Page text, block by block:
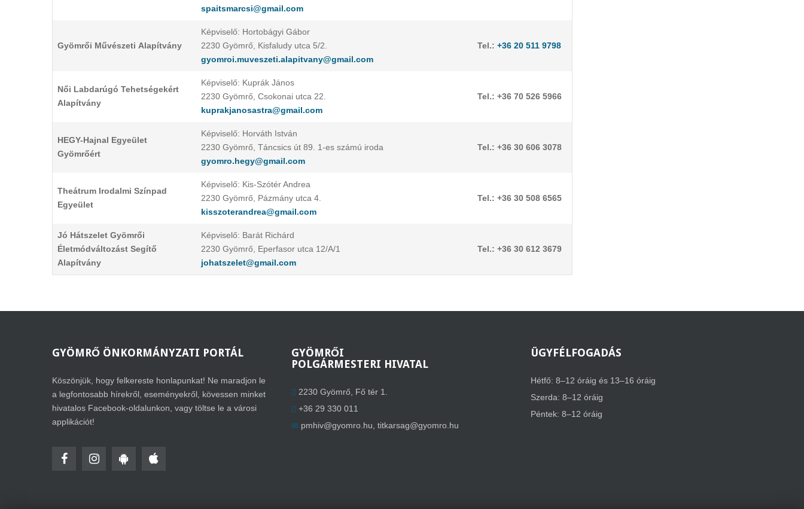
spaitsmarcsi@gmail.com
Gyömrői Művészeti Alapítvány
Képviselő: Hortobágyi Gábor
2230 Gyömrő, Kisfaludy utca 5/2.
gyomroi.muveszeti.alapitvany@gmail.com
Tel.: +36 20 511 9798
Női Labdarúgó Tehetségekért
Alapítvány
Képviselő: Kuprák János
2230 Gyömrő, Csokonai utca 22.
kuprakjanosastra@gmail.com
Tel.: +36 70 526 5966
HEGY-Hajnal Egyeület
Gyömrőért
Képviselő: Horváth István
2230 Gyömrő, Táncsics út 89. 1-es számú iroda
gyomro.hegy@gmail.com
Tel.: +36 30 606 3078
Theátrum Irodalmi Színpad
Egyeület
Képviselő: Kis-Szótér Andrea
2230 Gyömrő, Pázmány utca 4.
kisszoterandrea@gmail.com
Tel.: +36 30 508 6565
Jó Hátszelet Gyömrői
Életmódváltozást Segítő
Alapítvány
Képviselő: Barát Richárd
2230 Gyömrő, Eperfasor utca 12/A/1
johatszelet@gmail.com
Tel.: +36 30 612 3679
GYÖMRŐ ÖNKORMÁNYZATI PORTÁL
Köszönjük, hogy felkereste honlapunkat! Ne maradjon le
a legfontosabb hírekről, eseményekről, kövessen minket
hivatalos Facebook-oldalunkon, vagy töltse le a városi
applikációt!
GYÖMRŐI
POLGÁRMESTERI HIVATAL
2230 Gyömrő, Fő tér 1.
+36 29 330 011
pmhiv@gyomro.hu titkarsag@gyomro.hu
ÜGYFÉLFOGADÁS
Hétfő: 8–12 óráig és 13–16 óráig
Szerda: 8–12 óráig
Péntek: 8–12 óráig